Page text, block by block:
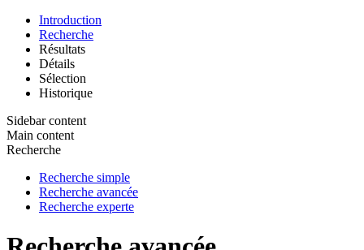
Introduction
Recherche
Résultats
Détails
Sélection
Historique
Sidebar content
Main content
Recherche
Recherche simple
Recherche avancée
Recherche experte